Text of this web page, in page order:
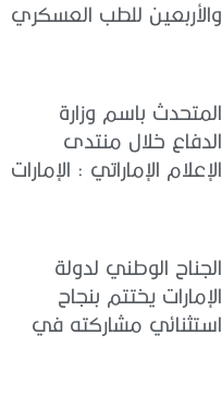
والأربعين للطب العسكري
المتحدث باسم وزارة
الدفاع خلال منتدى
الإعلام الإماراتي : الإمارات
الجناح الوطني لدولة
الإمارات يختتم بنجاح
استثنائي مشاركته في